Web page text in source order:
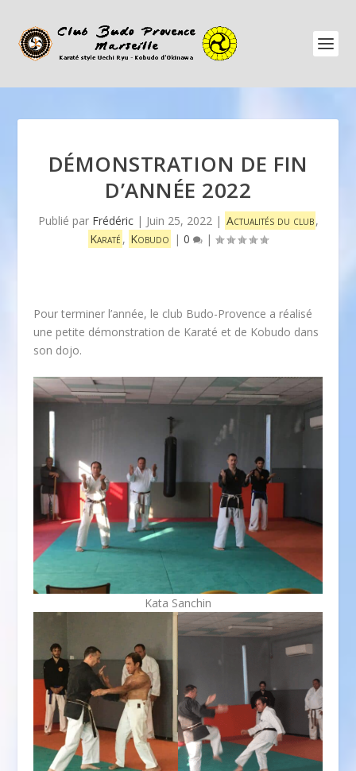
DÉMONSTRATION DE FIN
D’ANNÉE 2022
Publié par Frédéric| Juin 25, 2022| Actualités du club,
Karaté , Kobudo | 0 |
Pour terminer l’année, le club Budo-Provence a réalisé
une petite démonstration de Karaté et de Kobudo dans
son dojo.
Kata Sanchin